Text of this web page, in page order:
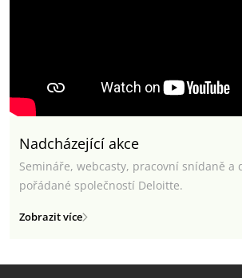
Nadcházející akce
Semináře, webcasty, pracovní snídaně a
pořádané společností Deloitte.
Zobrazit více